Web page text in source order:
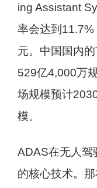
ing Assistant
率会达到
元。中国国内
529亿4,000万
场规模预计
模。
ADAS在无人驾
的核心技术。